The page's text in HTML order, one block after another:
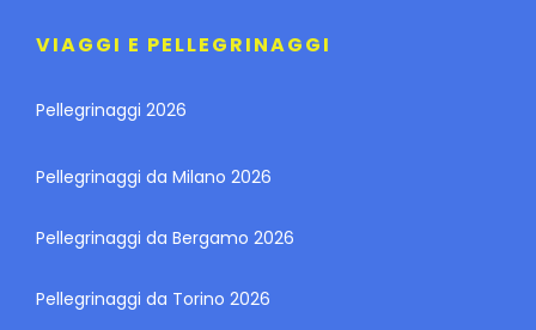
VIAGGI E PELLEGRINAGGI
Pellegrinaggi 2026
Pellegrinaggi da Milano 2026
Pellegrinaggi da Bergamo 2026
Pellegrinaggi da Torino 2026